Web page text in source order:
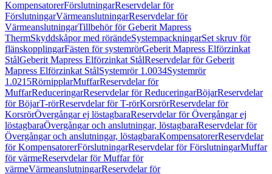
KompensatorerFörslutningarReservdelar för
FörslutningarVärmeanslutningarReservdelar för
VärmeanslutningarTillbehör för Geberit Mapress
ThermSkyddskåpor med rörändeSystempackningarSet skruv för
flänskopplingarFästen för systemrörGeberit Mapress Elförzinkat
StålGeberit Mapress Elförzinkat StålReservdelar för Geberit
Mapress Elförzinkat StålSystemrör 1.0034Systemrör
1.0215RörnipplarMuffarReservdelar för
MuffarReduceringarReservdelar för ReduceringarBöjarReservdelar
för BöjarT-rörReservdelar för T-rörKorsrörReservdelar för
KorsrörÖvergångar ej löstagbaraReservdelar för Övergångar ej
löstagbaraÖvergångar och anslutningar, löstagbaraReservdelar för
Övergångar och anslutningar, löstagbaraKompensatorerReservdelar
för KompensatorerFörslutningarReservdelar för FörslutningarMuffar
för värmeReservdelar för Muffar för
värmeVärmeanslutningarReservdelar för